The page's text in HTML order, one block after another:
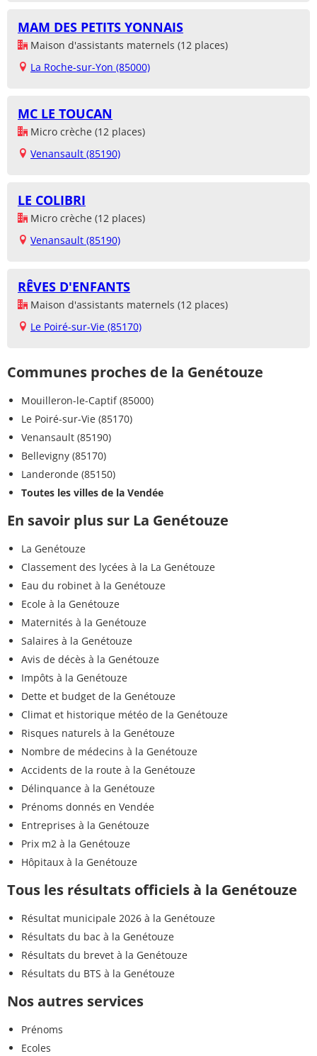
MAM DES PETITS YONNAIS
Maison d'assistants maternels (12 places)
La Roche-sur-Yon (85000)
MC LE TOUCAN
Micro crèche (12 places)
Venansault (85190)
LE COLIBRI
Micro crèche (12 places)
Venansault (85190)
RÊVES D'ENFANTS
Maison d'assistants maternels (12 places)
Le Poiré-sur-Vie (85170)
Communes proches de la Genétouze
Mouilleron-le-Captif (85000)
Le Poiré-sur-Vie (85170)
Venansault (85190)
Bellevigny (85170)
Landeronde (85150)
Toutes les villes de la Vendée
En savoir plus sur La Genétouze
La Genétouze
Classement des lycées à la La Genétouze
Eau du robinet à la Genétouze
Ecole à la Genétouze
Maternités à la Genétouze
Salaires à la Genétouze
Avis de décès à la Genétouze
Impôts à la Genétouze
Dette et budget de la Genétouze
Climat et historique météo de la Genétouze
Risques naturels à la Genétouze
Nombre de médecins à la Genétouze
Accidents de la route à la Genétouze
Délinquance à la Genétouze
Prénoms donnés en Vendée
Entreprises à la Genétouze
Prix m2 à la Genétouze
Hôpitaux à la Genétouze
Tous les résultats officiels à la Genétouze
Résultat municipale 2026 à la Genétouze
Résultats du bac à la Genétouze
Résultats du brevet à la Genétouze
Résultats du BTS à la Genétouze
Nos autres services
Prénoms
Ecoles